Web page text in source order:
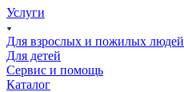
Услуги
Для взрослых и пожилых людей
Для детей
Сервис и помощь
Каталог